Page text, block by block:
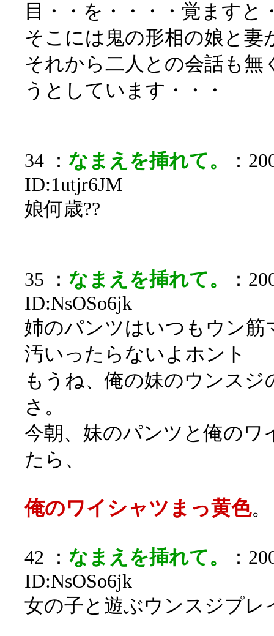
目・・を・・・・覚ますと
そこには鬼の形相の娘と妻
それから二人との会話も無
うとしています・・・
34 ： なまえを挿れて。
：
ID:1utjr6JM
娘何歳??
35 ： なまえを挿れて。
：
ID:NsOSo6jk
姉のパンツはいつもウン
汚いったらないよホント
もうね、俺の妹のウンス
さ。
今朝、妹のパンツと俺のワ
たら、
俺のワイシャツまっ黄色。
42 ： なまえを挿れて。
：
ID:NsOSo6jk
女の子と遊ぶウンスジプレ